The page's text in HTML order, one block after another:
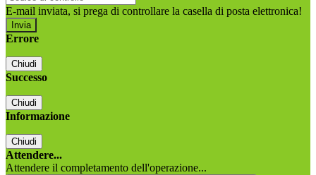
E-mail inviata, si prega di controllare la casella di posta elettronica!
Errore
Chiudi
Successo
Chiudi
Informazione
Chiudi
Attendere...
Attendere il completamento dell'operazione...